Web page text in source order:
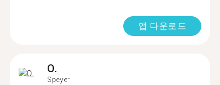
앱 다운로드
O.
Speyer